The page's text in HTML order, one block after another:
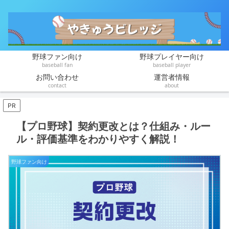
野球ファン向け
baseball fan
野球プレイヤー向け
baseball player
お問い合わせ
contact
運営者情報
about
PR
【プロ野球】契約更改とは？仕組み・ルー
ル・評価基準をわかりやすく解説！
野球ファン向け